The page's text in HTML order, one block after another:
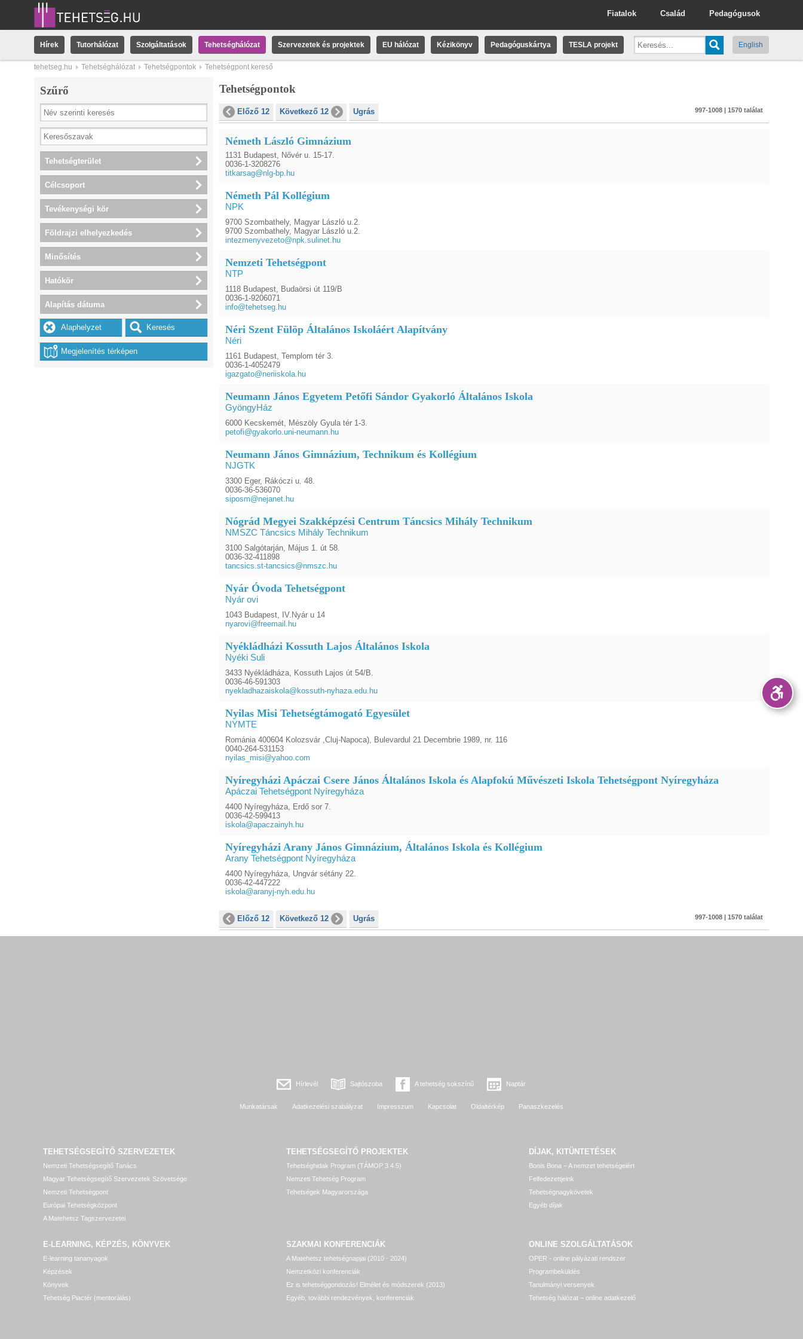
Pedagógusok
Család
Fiatalok
Hírek Tutorhálózat Szolgáltatások Tehetséghálózat Szervezetek és projektek EU hálózat Kézikönyv Pedagóguskártya TESLA projekt English
tehetseg.hu Tehetséghálózat Tehetségpontok Tehetségpont kereső
Tehetségpontok
Előző 12 Következő 12 Ugrás 997-1008 | 1570 találat
Németh László Gimnázium
1131 Budapest, Nővér u. 15-17.
0036-1-3208276
titkarsag@nlg-bp.hu
Németh Pál Kollégium
NPK
9700 Szombathely, Magyar László u.2.
9700 Szombathely, Magyar László u.2.
intezmenyvezeto@npk.sulinet.hu
Nemzeti Tehetségpont
NTP
1118 Budapest, Budaörsi út 119/B
0036-1-9206071
info@tehetseg.hu
Néri Szent Fülöp Általános Iskoláért Alapítvány
Néri
1161 Budapest, Templom tér 3.
0036-1-4052479
igazgato@neriiskola.hu
Neumann János Egyetem Petőfi Sándor Gyakorló Általános Iskola
GyöngyHáz
6000 Kecskemét, Mészöly Gyula tér 1-3.
petofi@gyakorlo.uni-neumann.hu
Neumann János Gimnázium, Technikum és Kollégium
NJGTK
3300 Eger, Rákóczi u. 48.
0036-36-536070
siposm@nejanet.hu
Nógrád Megyei Szakképzési Centrum Táncsics Mihály Technikum
NMSZC Táncsics Mihály Technikum
3100 Salgótarján, Május 1. út 58.
0036-32-411898
tancsics.st-tancsics@nmszc.hu
Nyár Óvoda Tehetségpont
Nyár ovi
1043 Budapest, IV.Nyár u 14
nyarovi@freemail.hu
Nyékládházi Kossuth Lajos Általános Iskola
Nyéki Suli
3433 Nyékládháza, Kossuth Lajos út 54/B.
0036-46-591303
nyekladhazaiskola@kossuth-nyhaza.edu.hu
Nyilas Misi Tehetségtámogató Egyesület
NYMTE
Románia 400604 Kolozsvár ,Cluj-Napoca), Bulevardul 21 Decembrie 1989, nr. 116
0040-264-531153
nyilas_misi@yahoo.com
Nyíregyházi Apáczai Csere János Általános Iskola és Alapfokú Művészeti Iskola Tehetségpont Nyíregyháza
Apáczai Tehetségpont Nyíregyháza
4400 Nyíregyháza, Erdő sor 7.
0036-42-599413
iskola@apaczainyh.hu
Nyíregyházi Arany János Gimnázium, Általános Iskola és Kollégium
Arany Tehetségpont Nyíregyháza
4400 Nyíregyháza, Ungvár sétány 22.
0036-42-447222
iskola@aranyj-nyh.edu.hu
Előző 12 Következő 12 Ugrás 997-1008 | 1570 találat
Szűrő
Tehetségterület
Célcsoport
Tevékenységi kör
Földrajzi elhelyezkedés
Minősítés
Hatókör
Alapítás dátuma
Hírlevél Sajtószoba A tehetség sokszínű Naptár
Munkatársak Adatkezelési szabályzat Impresszum Kapcsolat Oldaltérkép Panaszkezelés
TEHETSÉGSEGÍTŐ SZERVEZETEK
Nemzeti Tehetségsegítő Tanács
Magyar Tehetségsegítő Szervezetek Szövetsége
Nemzeti Tehetségpont
Európai Tehetségközpont
A Matehetsz Tagszervezetei
TEHETSÉGSEGÍTŐ PROJEKTEK
Tehetséghidak Program (TÁMOP 3.4.5)
Nemzeti Tehetség Program
Tehetségek Magyarországa
DÍJAK, KITÜNTETÉSEK
Bonis Bona – A nemzet tehetségeiért
Felfedezettjeink
Tehetségnagykövetek
Egyéb díjak
E-LEARNING, KÉPZÉS, KÖNYVEK
E-learning tananyagok
Képzések
Könyvek
Tehetség Piactér (mentorálás)
SZAKMAI KONFERENCIÁK
A Matehetsz tehetségnapjai (2010 - 2024)
Nemzetközi konferenciák
Ez is tehetséggondozás! Elmélet és módszerek (2013)
Egyéb, további rendezvények, konferenciák
ONLINE SZOLGÁLTATÁSOK
OPER - online pályázati rendszer
Programbeküldés
Tanulmányi versenyek
Tehetség hálózat – online adatkezelő